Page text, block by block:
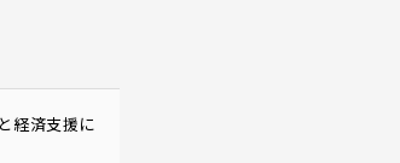
経済支援に